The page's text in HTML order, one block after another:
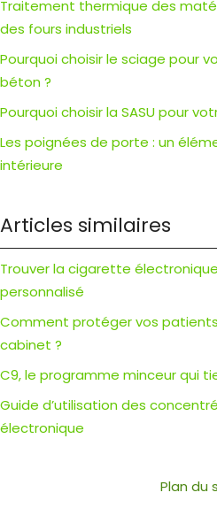
Traitement thermique des
des fours industriels
Pourquoi choisir le sciage pour
béton ?
Pourquoi choisir la SASU pour
Les poignées de porte : un
intérieure
Articles similaires
Trouver la cigarette
personnalisé
Comment protéger vos
cabinet ?
C9, le programme minceur qui
Guide d’utilisation des
électronique
Plan du